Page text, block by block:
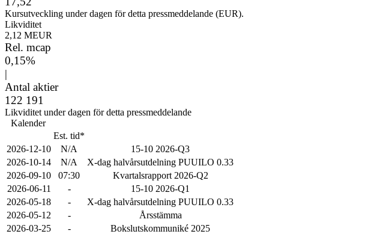
Kursutveckling under dagen för detta pressmeddelande (EUR).
Likviditet
2,12 MEUR
Rel. mcap
0,15%
|
Antal aktier
122 191
Likviditet under dagen för detta pressmeddelande
Kalender
Est. tid*
2026-12-10
N/A
15-10 2026-Q3
2026-10-14
N/A
X-dag halvårsutdelning PUUILO 0.33
2026-09-10
07:30
Kvartalsrapport 2026-Q2
2026-06-11
-
15-10 2026-Q1
2026-05-18
-
X-dag halvårsutdelning PUUILO 0.33
2026-05-12
-
Årsstämma
2026-03-25
-
Bokslutskommuniké 2025